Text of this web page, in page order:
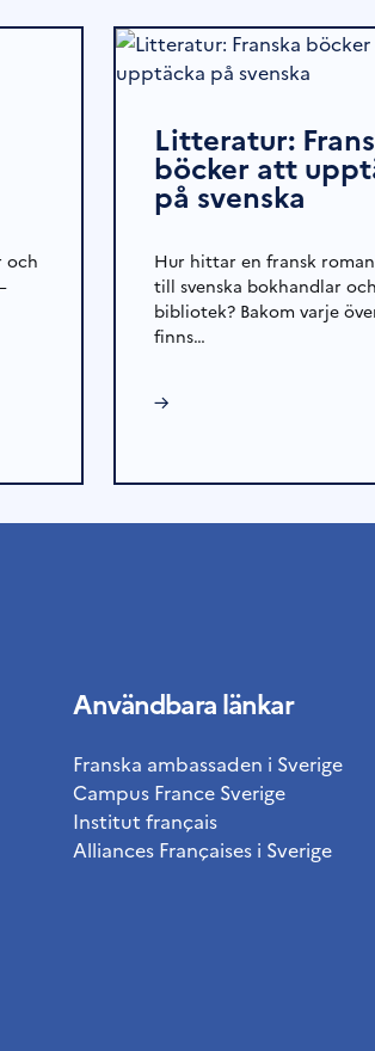
och
Litteratur:
böcker att
på svenska
Hur hittar en fransk
till svenska bokhandlar och
bibliotek? Bakom varje
finns…
→
Användbara länkar
Franska ambassaden i Sverige
Campus France Sverige
Institut français
Alliances Françaises i Sverige